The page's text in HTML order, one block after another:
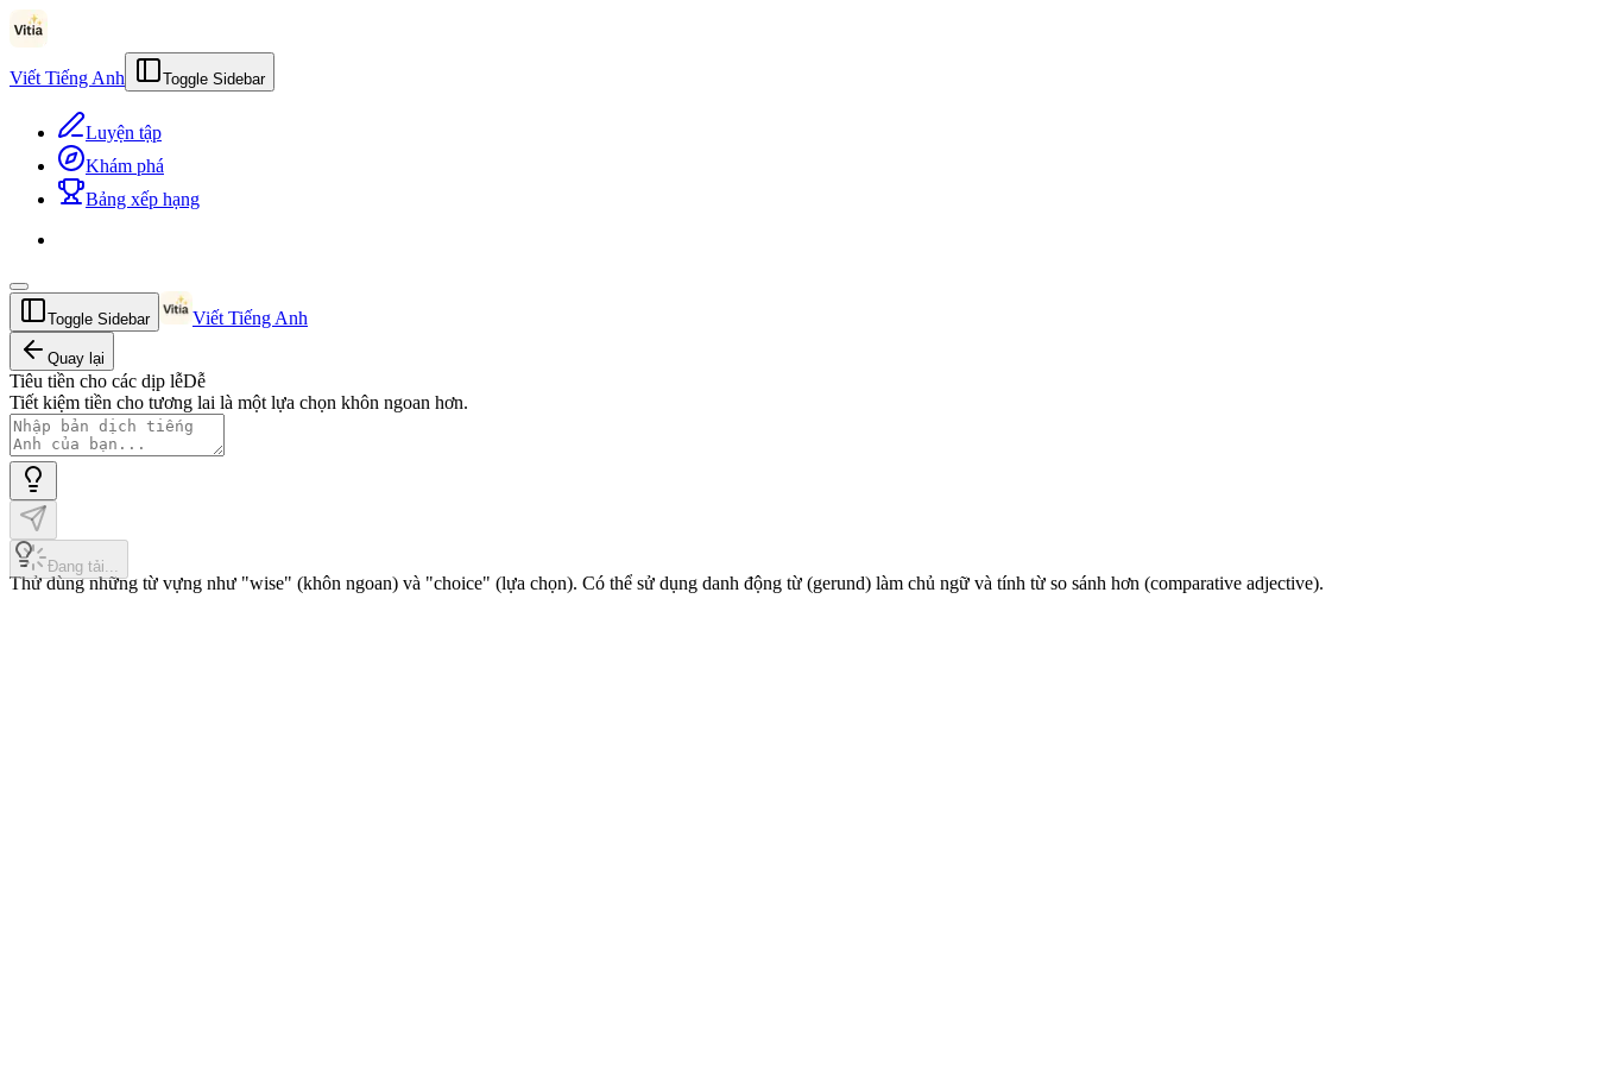
Viết Tiếng Anh Toggle Sidebar
Luyện tập
Khám phá
Bảng xếp hạng
Toggle Sidebar Viết Tiếng Anh
Quay lại
Tiêu tiền cho các dịp lễDễ
Tiết kiệm tiền cho tương lai là một lựa chọn khôn ngoan hơn.
Thử dùng những từ vựng như "wise" (khôn ngoan) và "choice" (lựa chọn). Có thể sử dụng danh động từ (gerund) làm chủ ngữ và tính từ so sánh hơn (comparative adjective).
Đang tải...